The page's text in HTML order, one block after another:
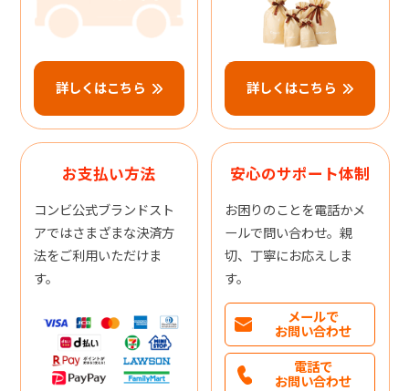
詳しくはこちら 詳しくはこちら
お支払い方法
コンビ公式ブランドスト
アではさまざまな決済方
法をご利用いただけま
す。
安心のサポート体制
お困りのことを電話かメ
ールで問い合わせ。親
切、丁寧にお応えしま
す。
メールで
お問い合わせ
電話で
お問い合わせ